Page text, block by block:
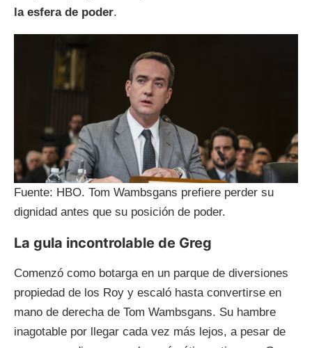
la esfera de poder.
Fuente: HBO. Tom Wambsgans prefiere perder su
dignidad antes que su posición de poder.
La gula incontrolable de Greg
Comenzó como botarga en un parque de diversiones
propiedad de los Roy y escaló hasta convertirse en
mano de derecha de Tom Wambsgans. Su hambre
inagotable por llegar cada vez más lejos, a pesar de